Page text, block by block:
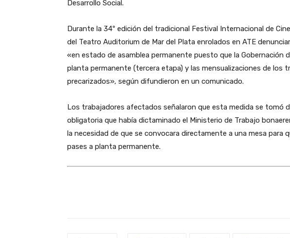
Desarrollo Social.
Durante la 34º edición del tradicional Festival Internacional de
del Teatro Auditorium de Mar del Plata enrolados en ATE
«en estado de asamblea permanente puesto que la Gobernación
planta permanente (tercera etapa) y las mensualizaciones de los
precarizados», según difundieron en un comunicado.
Los trabajadores afectados señalaron que esta medida se tomó
obligatoria que había dictaminado el Ministerio de Trabajo
la necesidad de que se convocara directamente a una mesa para
pases a planta permanente.